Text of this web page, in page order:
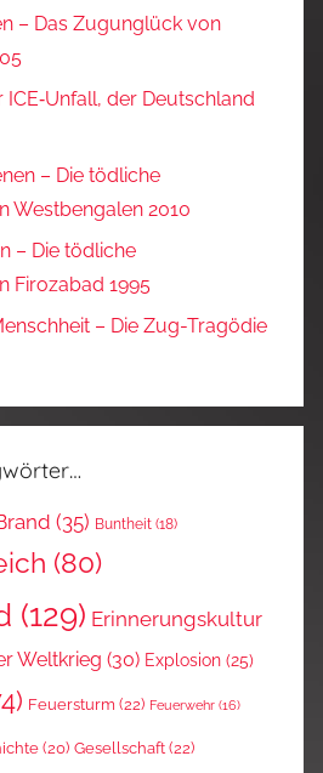
– Das Zugunglück von
ICE‑Unfall, der Deutschland
– Die tödliche
Westbengalen 2010
– Die tödliche
Firozabad 1995
– Die Zug-Tragödie
(35) Buntheit (18)
(80)
(129) Erinnerungskultur
Weltkrieg (30) Explosion (25)
Feuersturm (22) Feuerwehr (16)
(20) Gesellschaft(22)